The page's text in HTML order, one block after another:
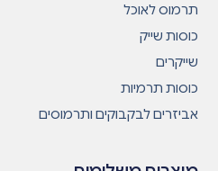
תרמוס לאוכל
כוסות שייק
שייקרים
כוסות תרמיות
אביזרים לבקבוקים ותרמוסים